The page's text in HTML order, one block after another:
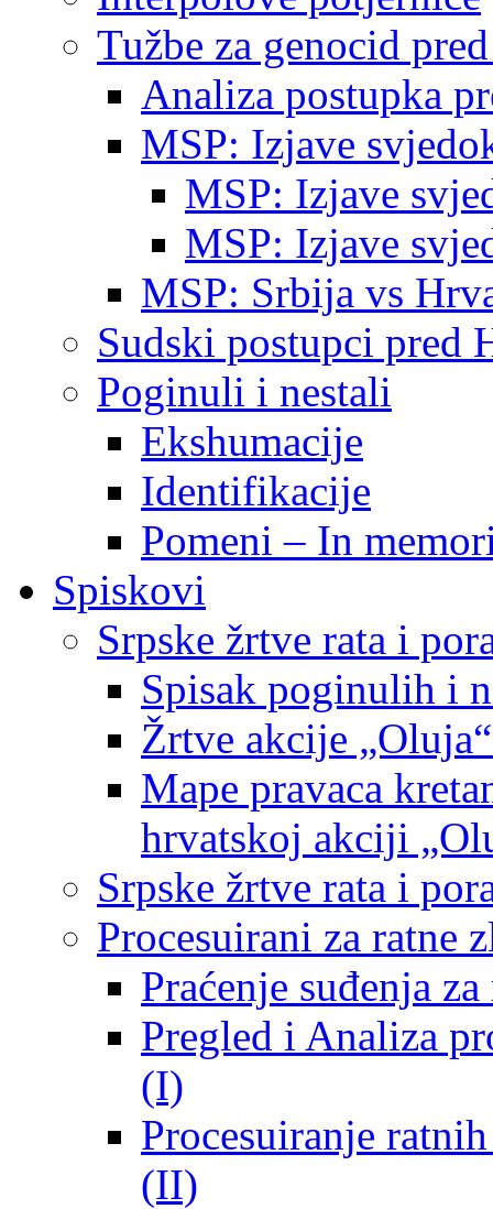
Tužbe za genocid
Analiza postupka
MSP: Izjave
MSP: Izjave
MSP: Izjave
MSP: Srbija vs
Sudski postupci pred
Poginuli i nestali
Ekshumacije
Identifikacije
Pomeni – In
Spiskovi
Srpske žrtve rata i
Spisak poginulih i
Žrtve akcije
Mape pravaca
hrvatskoj akciji
Srpske žrtve rata i
Procesuirani za ratne
Praćenje suđenja
Pregled i Analiza
(I)
Procesuiranje
(II)